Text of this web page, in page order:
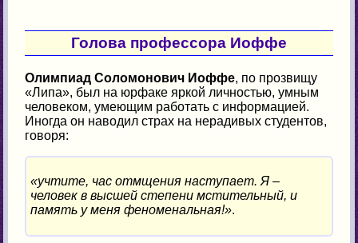
Голова профессора Иоффе
Олимпиад Соломонович Иоффе, по прозвищу
«Липа», был на юрфаке яркой личностью, умным
человеком, умеющим работать с информацией.
Иногда он наводил страх на нерадивых студентов,
говоря:
«учтите, час отмщения наступает. Я –
человек в высшей степени мстительный, и
память у меня феноменальная!».